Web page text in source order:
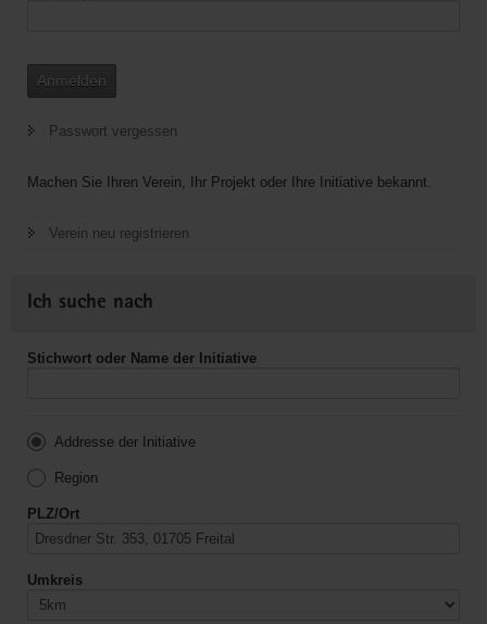
Anmelden
Passwort vergessen
Machen Sie Ihren Verein, Ihr Projekt oder Ihre Initiative bekannt.
Verein neu registrieren
Ich suche nach
Stichwort oder Name der Initiative
Addresse der Initiative
Region
PLZ/Ort
Umkreis